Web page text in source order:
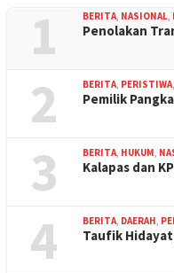
1 BERITA, NASIONAL,
Penolakan
2 BERITA, PERISTIWA,
Pemilik
3 BERITA, HUKUM,
Kalapas dan
4 BERITA, DAERAH,
Taufik